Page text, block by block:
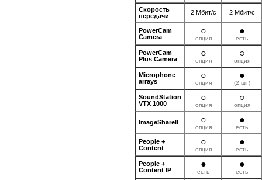
Скорость
передачи
2 Мбит/с 2 Мбит/с
PowerCam
Camera
○
опция
●
есть
PowerCam
Plus Camera
○
опция
○
опция
Microphone
arrays
○
опция
●
(2 шт)
SoundStation
VTX 1000
○
опция
○
опция
ImageShareII ○
опция
●
есть
People +
Content
○
опция
●
есть
People +
Content IP
●
есть
●
есть